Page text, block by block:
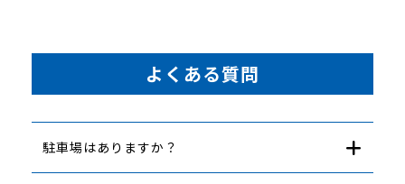
よくある質問
駐車場はありますか？